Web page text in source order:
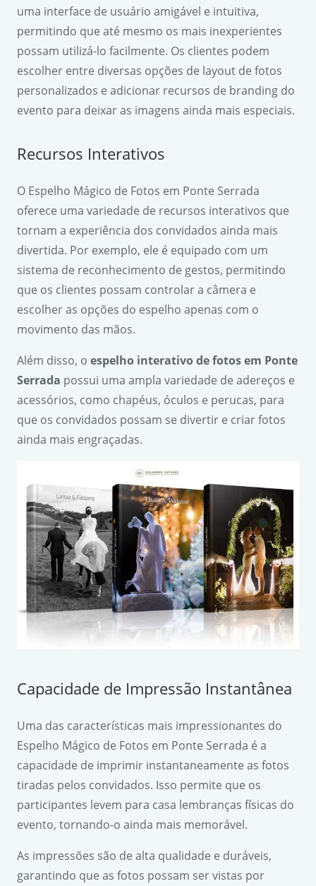
uma interface de usuário amigável e intuitiva,
permitindo que até mesmo os mais inexperientes
possam utilizá-lo facilmente. Os clientes podem
escolher entre diversas opções de layout de fotos
personalizados e adicionar recursos de branding do
evento para deixar as imagens ainda mais especiais.
Recursos Interativos
O Espelho Mágico de Fotos em Ponte Serrada
oferece uma variedade de recursos interativos que
tornam a experiência dos convidados ainda mais
divertida. Por exemplo, ele é equipado com um
sistema de reconhecimento de gestos, permitindo
que os clientes possam controlar a câmera e
escolher as opções do espelho apenas com o
movimento das mãos.
Além disso, o espelho interativo de fotos em Ponte
Serrada possui uma ampla variedade de adereços e
acessórios, como chapéus, óculos e perucas, para
que os convidados possam se divertir e criar fotos
ainda mais engraçadas.
Capacidade de Impressão Instantânea
Uma das características mais impressionantes do
Espelho Mágico de Fotos em Ponte Serrada é a
capacidade de imprimir instantaneamente as fotos
tiradas pelos convidados. Isso permite que os
participantes levem para casa lembranças físicas do
evento, tornando-o ainda mais memorável.
As impressões são de alta qualidade e duráveis,
garantindo que as fotos possam ser vistas por